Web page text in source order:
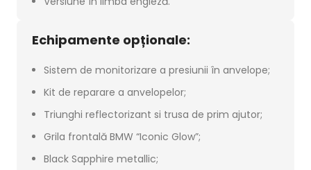
Echipamente opționale:
Sistem de monitorizare a presiunii în anvelope;
Kit de reparare a anvelopelor;
Triunghi reflectorizant si trusa de prim ajutor;
Grila frontală BMW “Iconic Glow”;
Black Sapphire metallic;